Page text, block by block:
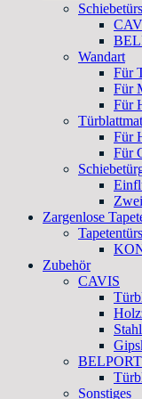
Wandart
Für
Für
Für
Für
Für
Zargenlose
Zubehör
CAVIS
BELPORT
Sonstiges